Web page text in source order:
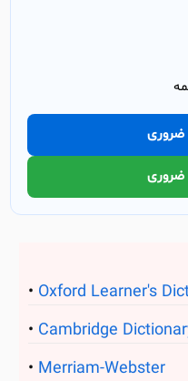
Oxford Learner's
Cambridge
Merriam-Webster